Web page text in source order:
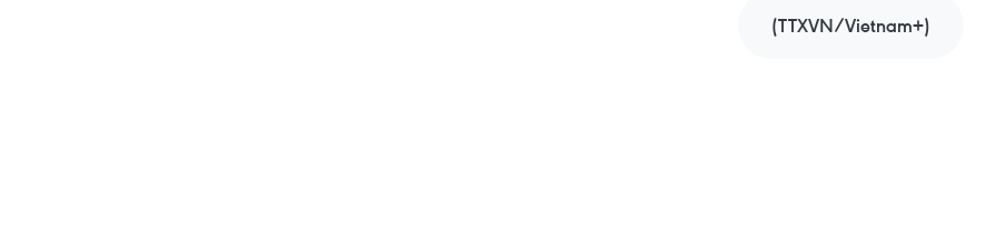
(TTXVN/Vietnam+)